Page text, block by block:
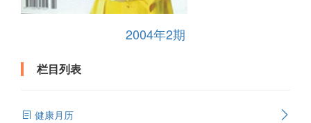
2004年2期
栏目列表
健康月历